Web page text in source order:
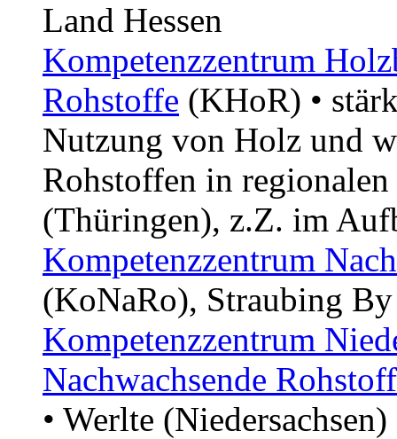
Land Hessen
Kompetenzzentrum
Rohstoffe (KHoR) •
Nutzung von Holz und
Rohstoffen in
(Thüringen), z.Z. im
Kompetenzzentrum
(KoNaRo), Straubing By
Kompetenzzentrum
Nachwachsende
• Werlte (Niedersachsen)